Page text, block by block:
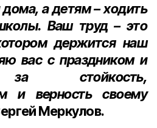
дома, а детям – ходить
Ваш труд – это
держится наш
вас с праздником и
за стойкость,
и верность своему
Меркулов.